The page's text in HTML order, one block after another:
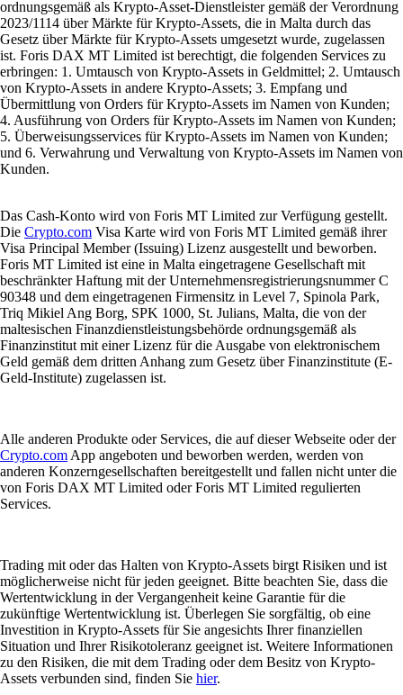
ordnungsgemäß als Krypto-Asset-Dienstleister gemäß der Verordnung
2023/1114 über Märkte für Krypto-Assets, die in Malta durch das
Gesetz über Märkte für Krypto-Assets umgesetzt wurde, zugelassen
ist. Foris DAX MT Limited ist berechtigt, die folgenden Services zu
erbringen: 1. Umtausch von Krypto-Assets in Geldmittel; 2. Umtausch
von Krypto-Assets in andere Krypto-Assets; 3. Empfang und
Übermittlung von Orders für Krypto-Assets im Namen von Kunden;
4. Ausführung von Orders für Krypto-Assets im Namen von Kunden;
5. Überweisungsservices für Krypto-Assets im Namen von Kunden;
und 6. Verwahrung und Verwaltung von Krypto-Assets im Namen von
Kunden.
Das Cash-Konto wird von Foris MT Limited zur Verfügung gestellt.
Die Crypto.com Visa Karte wird von Foris MT Limited gemäß ihrer
Visa Principal Member (Issuing) Lizenz ausgestellt und beworben.
Foris MT Limited ist eine in Malta eingetragene Gesellschaft mit
beschränkter Haftung mit der Unternehmensregistrierungsnummer C
90348 und dem eingetragenen Firmensitz in Level 7, Spinola Park,
Triq Mikiel Ang Borg, SPK 1000, St. Julians, Malta, die von der
maltesischen Finanzdienstleistungsbehörde ordnungsgemäß als
Finanzinstitut mit einer Lizenz für die Ausgabe von elektronischem
Geld gemäß dem dritten Anhang zum Gesetz über Finanzinstitute (E-
Geld-Institute) zugelassen ist.
Alle anderen Produkte oder Services, die auf dieser Webseite oder der
Crypto.com App angeboten und beworben werden, werden von
anderen Konzerngesellschaften bereitgestellt und fallen nicht unter die
von Foris DAX MT Limited oder Foris MT Limited regulierten
Services.
Trading mit oder das Halten von Krypto-Assets birgt Risiken und ist
möglicherweise nicht für jeden geeignet. Bitte beachten Sie, dass die
Wertentwicklung in der Vergangenheit keine Garantie für die
zukünftige Wertentwicklung ist. Überlegen Sie sorgfältig, ob eine
Investition in Krypto-Assets für Sie angesichts Ihrer finanziellen
Situation und Ihrer Risikotoleranz geeignet ist. Weitere Informationen
zu den Risiken, die mit dem Trading oder dem Besitz von Krypto-
Assets verbunden sind, finden Sie hier.